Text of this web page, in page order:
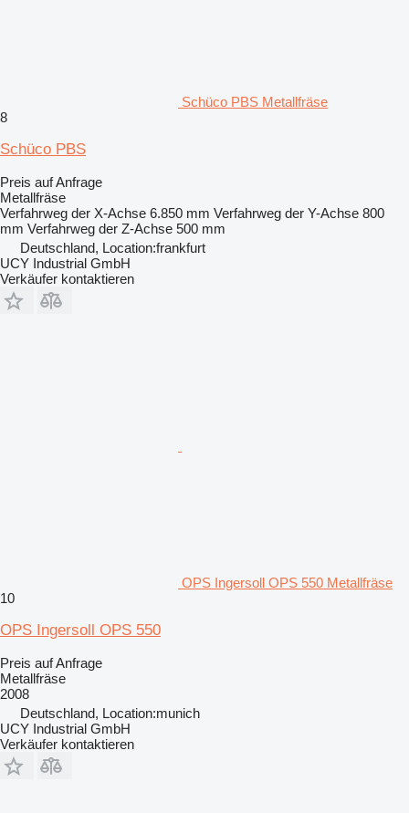
Schüco PBS Metallfräse
8
Schüco PBS
Preis auf Anfrage
Metallfräse
Verfahrweg der X-Achse 6.850 mm Verfahrweg der Y-Achse 800
mm Verfahrweg der Z-Achse 500 mm
Deutschland, Location:frankfurt
UCY Industrial GmbH
Verkäufer kontaktieren
OPS Ingersoll OPS 550 Metallfräse
10
OPS Ingersoll OPS 550
Preis auf Anfrage
Metallfräse
2008
Deutschland, Location:munich
UCY Industrial GmbH
Verkäufer kontaktieren